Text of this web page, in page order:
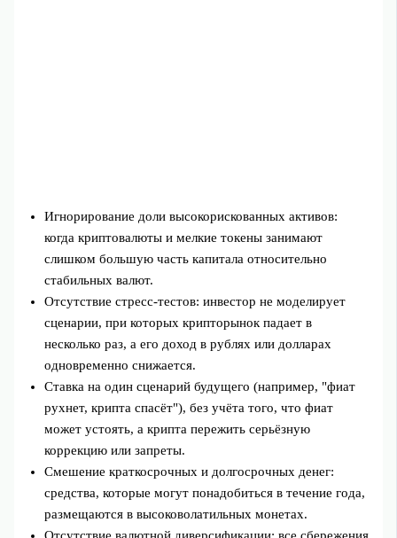
Игнорирование доли высокорискованных активов:
когда криптовалюты и мелкие токены занимают
слишком большую часть капитала относительно
стабильных валют.
Отсутствие стресс-тестов: инвестор не моделирует
сценарии, при которых крипторынок падает в
несколько раз, а его доход в рублях или долларах
одновременно снижается.
Ставка на один сценарий будущего (например, "фиат
рухнет, крипта спасёт"), без учёта того, что фиат
может устоять, а крипта пережить серьёзную
коррекцию или запреты.
Смешение краткосрочных и долгосрочных денег:
средства, которые могут понадобиться в течение года,
размещаются в высоковолатильных монетах.